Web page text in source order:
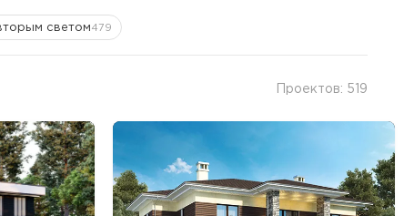
светом479
Проектов: 519